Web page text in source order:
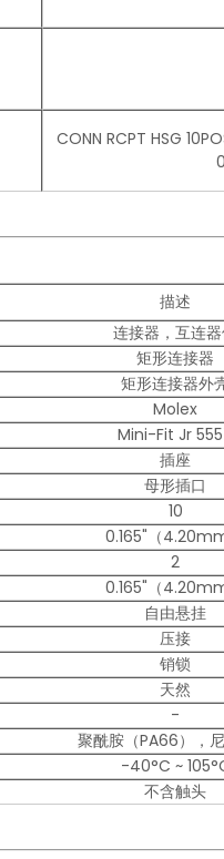
CONN RCPT HSG
描述
连接器，互连
矩形连接器
矩形连接器外
Molex
Mini-Fit Jr
插座
母形插口
10
0.165"（4.20mm
2
0.165"（4.20mm
自由悬挂
压接
销锁
天然
-
聚酰胺（PA66），
-40°C ~
不含触头